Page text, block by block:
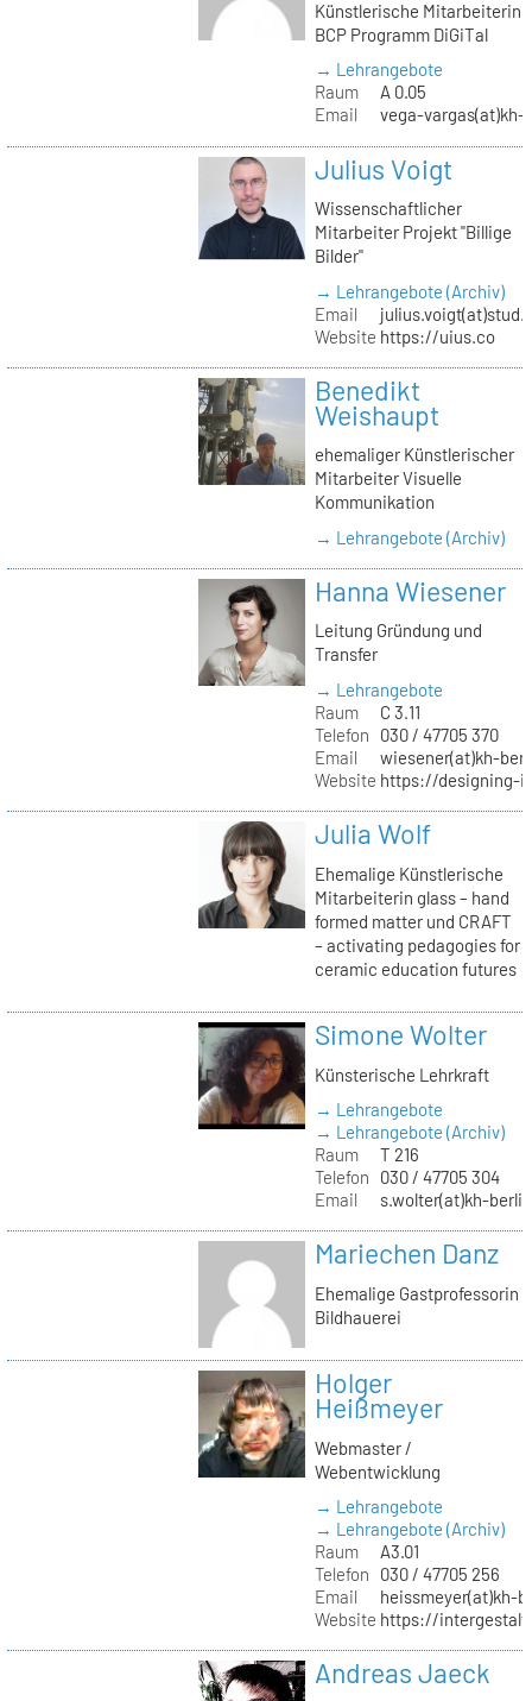
Künstlerische Mitarbeiterin
BCP Programm DiGiTal
→ Lehrangebote
Raum
A 0.05
Email
vega-vargas(at)kh-
Julius Voigt
Wissenschaftlicher
Mitarbeiter Projekt "Billige
Bilder"
→ Lehrangebote (Archiv)
Email
Website https://uius.co
Benedikt
Weishaupt
ehemaliger Künstlerischer
Mitarbeiter Visuelle
Kommunikation
→ Lehrangebote (Archiv)
Hanna Wiesener
Leitung Gründung und
Transfer
→ Lehrangebote
Raum
C 3.11
Telefon
030 / 47705 370
Email
wiesener(at)kh-
Website https://designing-
Julia Wolf
Ehemalige Künstlerische
Mitarbeiterin glass – hand
formed matter und CRAFT
– activating pedagogies for
ceramic education futures
Simone Wolter
Künsterische Lehrkraft
→ Lehrangebote
→ Lehrangebote (Archiv)
Raum
T 216
Telefon
030 / 47705 304
Email
s.wolter(at)kh-
Mariechen Danz
Ehemalige Gastprofessorin
Bildhauerei
Holger
Heißmeyer
Webmaster /
Webentwicklung
→ Lehrangebote
→ Lehrangebote (Archiv)
Raum
A3.01
Telefon
030 / 47705 256
Email
heissmeyer(at)kh-
Website https://
Andreas Jaeck